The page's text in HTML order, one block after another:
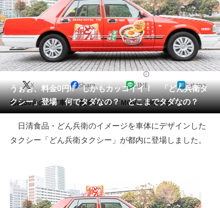
エンタメ クイズ
地域
住まい 教育・育児
動物 リサーチ
会員記事
メディア
注目記事を集めた総合ページ
スマホと通信の最新トレンド
進化するPCとデバイスの未来
うぉぉ、料金0円!! しかもカッコイイ！ 「どん兵衛タ
クシー」登場 何でタダなの？ どこまでタダなの？
X Share LINE hatena
都内50台のレア車両、配車アプリ「MOV」で呼べる。
日清食品・どん兵衛のイメージを車体にデザインした
タクシー「どん兵衛タクシー」が都内に登場しました。